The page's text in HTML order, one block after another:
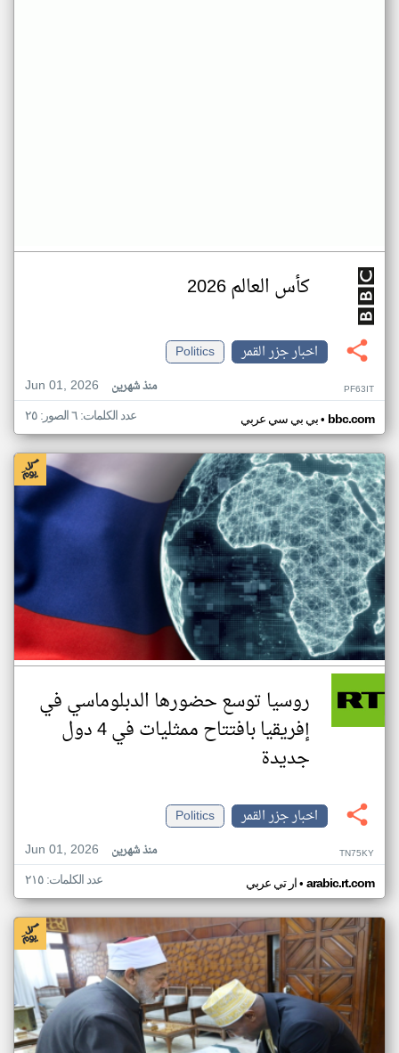
كأس العالم 2026
اخبار جزر القمر
Politics
Jun 01, 2026
منذ شهرين PF63IT
بي بي سي عربي• bbc.com عدد الكلمات: ٦ الصور: ٢٥
روسيا توسع حضورها الدبلوماسي في
إفريقيا بافتتاح ممثليات في 4 دول
جديدة
اخبار جزر القمر
Politics
Jun 01, 2026
منذ شهرين TN75KY
ار تي عربي• arabic.rt.com عدد الكلمات: ٢١٥